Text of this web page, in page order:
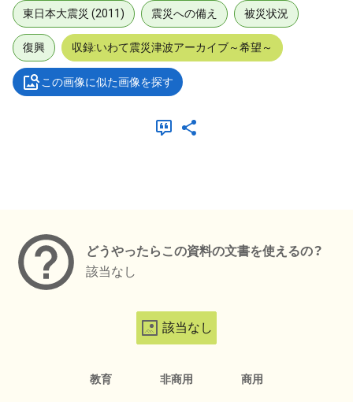
東日本大震災 (2011) 震災への備え 被災状況
復興 収録:いわて震災津波アーカイブ～希望～
この画像に似た画像を探す
どうやったらこの資料の文書を使えるの？
該当なし
該当なし
教育 非商用 商用